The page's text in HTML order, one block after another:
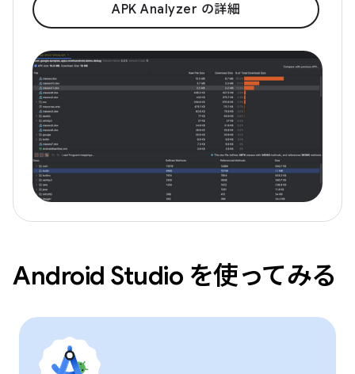
APK Analyzer の詳細
Android Studio を使ってみる